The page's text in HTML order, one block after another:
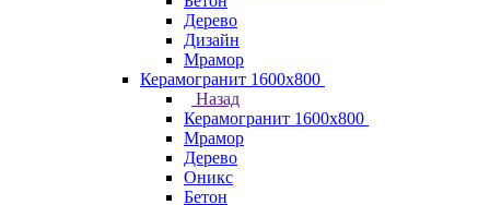
Дерево
Дизайн
Мрамор
Керамогранит 1600х800
Назад
Керамогранит 1600х800
Мрамор
Дерево
Оникс
Бетон